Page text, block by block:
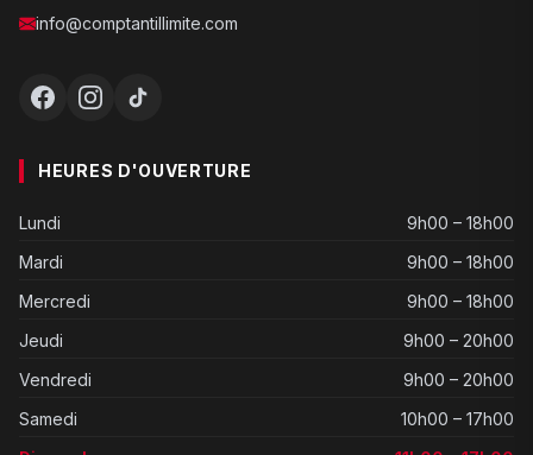
info@comptantillimite.com
HEURES D'OUVERTURE
Lundi
9h00 – 18h00
Mardi
9h00 – 18h00
Mercredi
9h00 – 18h00
Jeudi
9h00 – 20h00
Vendredi
9h00 – 20h00
Samedi
10h00 – 17h00